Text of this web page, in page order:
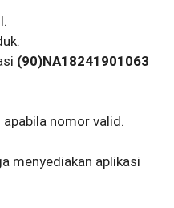
(90)NA18241901063
nomor valid.
menyediakan aplikasi